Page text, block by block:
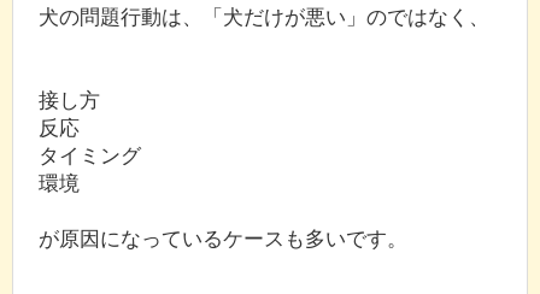
犬の問題行動は、「犬だけが悪い」のではなく、
接し方
反応
タイミング
環境
が原因になっているケースも多いです。